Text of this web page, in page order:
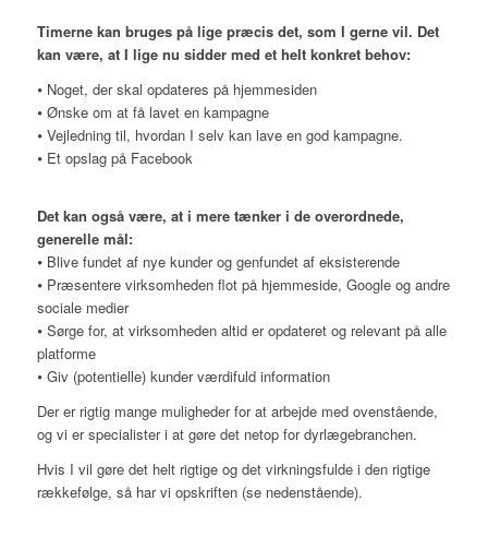
Timerne kan bruges på lige præcis det, som I gerne vil. Det
kan være, at I lige nu sidder med et helt konkret behov:
⦁ Noget, der skal opdateres på hjemmesiden
⦁ Ønske om at få lavet en kampagne
⦁ Vejledning til, hvordan I selv kan lave en god kampagne.
⦁ Et opslag på Facebook
Det kan også være, at i mere tænker i de overordnede,
generelle mål:
⦁ Blive fundet af nye kunder og genfundet af eksisterende
⦁ Præsentere virksomheden flot på hjemmeside, Google og andre
sociale medier
⦁ Sørge for, at virksomheden altid er opdateret og relevant på alle
platforme
⦁ Giv (potentielle) kunder værdifuld information
Der er rigtig mange muligheder for at arbejde med ovenstående,
og vi er specialister i at gøre det netop for dyrlægebranchen.
Hvis I vil gøre det helt rigtige og det virkningsfulde i den rigtige
rækkefølge, så har vi opskriften (se nedenstående).